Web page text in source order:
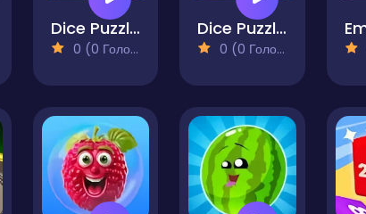
Dice Puzzles Flowers!
0 (0 Голосів)
Dice Puzzles New Year
0 (0 Голосів)